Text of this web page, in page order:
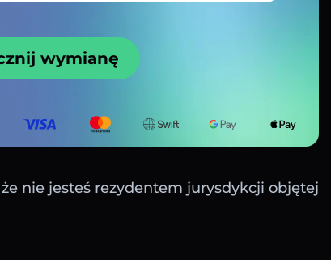
wymianę
nie jesteś rezydentem jurysdykcji objętej